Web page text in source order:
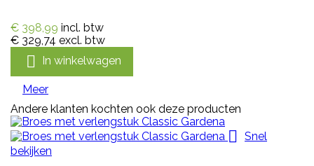
€ 398,99 incl. btw
€ 329,74 excl. btw
 In winkelwagen
Meer
Andere klanten kochten ook deze producten

Snel
bekijken